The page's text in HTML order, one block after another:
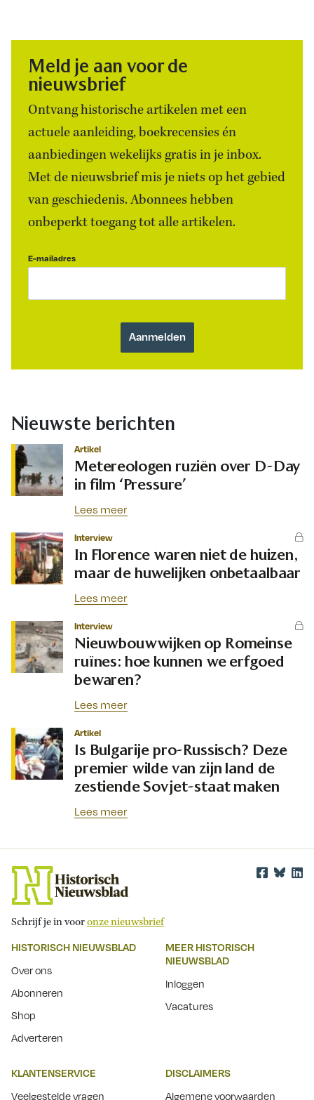
Meld je aan voor de
nieuwsbrief
Ontvang historische artikelen met een
actuele aanleiding, boekrecensies én
aanbiedingen wekelijks gratis in je inbox.
Met de nieuwsbrief mis je niets op het gebied
van geschiedenis. Abonnees hebben
onbeperkt toegang tot alle artikelen.
E-mailadres
Nieuwste berichten
Artikel
Metereologen ruziën over D-Day
in film ‘Pressure’
Lees meer
Interview
In Florence waren niet de huizen,
maar de huwelijken onbetaalbaar
Lees meer
Interview
Nieuwbouwwijken op Romeinse
ruïnes: hoe kunnen we erfgoed
bewaren?
Lees meer
Artikel
Is Bulgarije pro-Russisch? Deze
premier wilde van zijn land de
zestiende Sovjet-staat maken
Lees meer
Schrijf je in vooronze nieuwsbrief
HISTORISCH NIEUWSBLAD
Over ons
Abonneren
Shop
Adverteren
MEER HISTORISCH
NIEUWSBLAD
Inloggen
Vacatures
KLANTENSERVICE
Veelgestelde vragen
DISCLAIMERS
Algemene voorwaarden